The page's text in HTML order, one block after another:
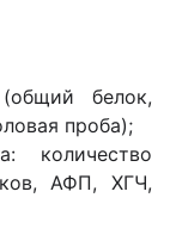
белок,
проба);
количество
АФП, ХГЧ,